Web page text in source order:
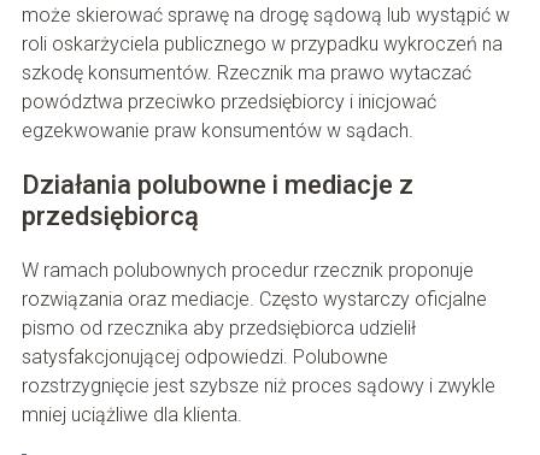
może skierować sprawę na drogę sądową lub wystąpić w
roli oskarżyciela publicznego w przypadku wykroczeń na
szkodę konsumentów. Rzecznik ma prawo wytaczać
powództwa przeciwko przedsiębiorcy i inicjować
egzekwowanie praw konsumentów w sądach.
Działania polubowne i mediacje z
przedsiębiorcą
W ramach polubownych procedur rzecznik proponuje
rozwiązania oraz mediacje. Często wystarczy oficjalne
pismo od rzecznika aby przedsiębiorca udzielił
satysfakcjonującej odpowiedzi. Polubowne
rozstrzygnięcie jest szybsze niż proces sądowy i zwykle
mniej uciążliwe dla klienta.